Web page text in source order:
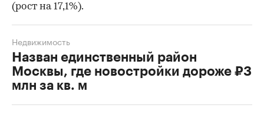
(рост на 17,1%).
Назван единственный район
Москвы, где новостройки дороже ₽3
млн за кв. м
Недвижимость